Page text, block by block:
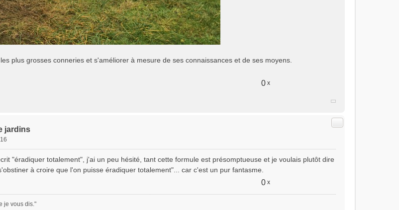
plus grosses conneries et s'améliorer à mesure de ses connaissances et de ses moyens.
0 x
jardins
Citer
"éradiquer totalement", j'ai un peu hésité, tant cette formule est présomptueuse et je voulais plutôt dire
à croire que l'on puisse éradiquer totalement"... car c'est un pur fantasme.
0 x
je vous dis."